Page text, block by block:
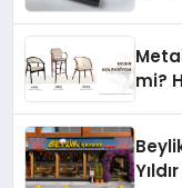
mi?